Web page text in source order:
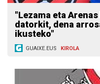
"Lezama eta
datorkit, dena
ikusteko"
GUAIXE.EUS KIROLA